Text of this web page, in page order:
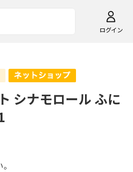
ログイン
シナモロール ふに